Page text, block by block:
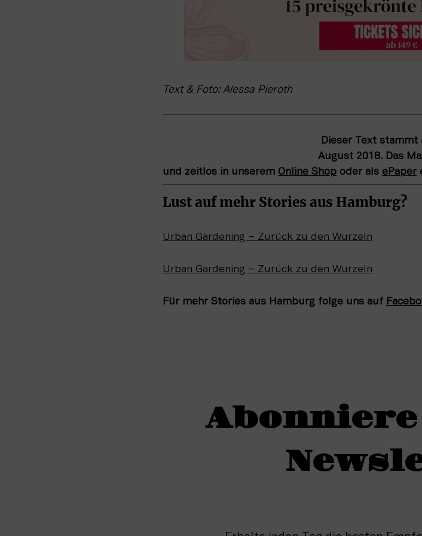
Text & Foto: Alessa Pieroth
Dieser Text stammt
August 2018. Das
und zeitlos in unserem Online Shopoder als ePaper
Lust auf mehr Stories aus Hamburg?
Urban Gardening – Zurück zu den Wurzeln
Urban Gardening – Zurück zu den Wurzeln
Für mehr Stories aus Hamburg folge uns auf